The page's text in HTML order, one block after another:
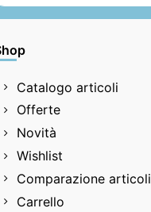
Catalogo articoli
Offerte
Novità
Wishlist
Comparazione articoli
Carrello